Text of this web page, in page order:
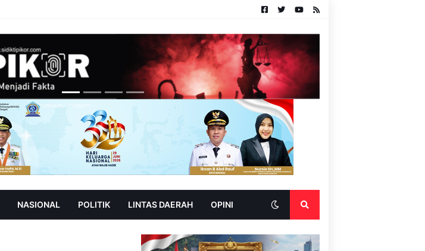
NASIONAL POLITIK LINTAS DAERAH OPINI